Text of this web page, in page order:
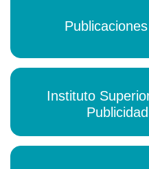
Instituto